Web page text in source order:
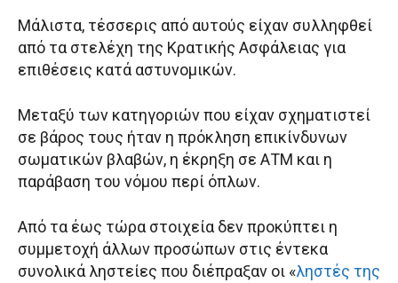
Μάλιστα, τέσσερις από αυτούς είχαν συλληφθεί
από τα στελέχη της Κρατικής Ασφάλειας για
επιθέσεις κατά αστυνομικών.
Μεταξύ των κατηγοριών που είχαν σχηματιστεί
σε βάρος τους ήταν η πρόκληση επικίνδυνων
σωματικών βλαβών, η έκρηξη σε ΑΤΜ και η
παράβαση του νόμου περί όπλων.
Από τα έως τώρα στοιχεία δεν προκύπτει η
συμμετοχή άλλων προσώπων στις έντεκα
συνολικά ληστείες που διέπραξαν οι «ληστές της